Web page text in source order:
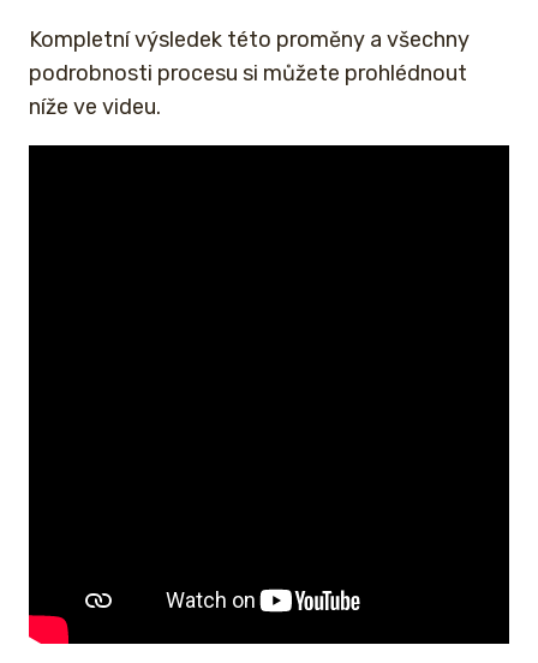
Kompletní výsledek této proměny a všechny
podrobnosti procesu si můžete prohlédnout
níže ve videu.